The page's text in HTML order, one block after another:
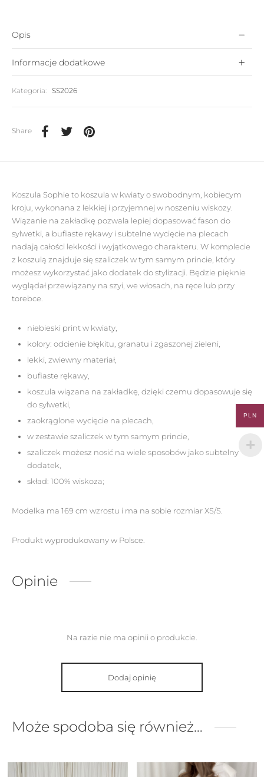
Opis
Informacje dodatkowe
Kategoria: SS2026
Share
Koszula Sophie to koszula w kwiaty o swobodnym, kobiecym
kroju, wykonana z lekkiej i przyjemnej w noszeniu wiskozy.
Wiązanie na zakładkę pozwala lepiej dopasować fason do
sylwetki, a bufiaste rękawy i subtelne wycięcie na plecach
nadają całości lekkości i wyjątkowego charakteru. W komplecie
z koszulą znajduje się szaliczek w tym samym princie, który
możesz wykorzystać jako dodatek do stylizacji. Będzie pięknie
wyglądał przewiązany na szyi, we włosach, na ręce lub przy
torebce.
niebieski print w kwiaty,
kolory: odcienie błękitu, granatu i zgaszonej zieleni,
lekki, zwiewny materiał,
bufiaste rękawy,
koszula wiązana na zakładkę, dzięki czemu dopasowuje się
do sylwetki,
zaokrąglone wycięcie na plecach,
w zestawie szaliczek w tym samym princie,
szaliczek możesz nosić na wiele sposobów jako subtelny
dodatek,
skład: 100% wiskoza;
Modelka ma 169 cm wzrostu i ma na sobie rozmiar XS/S.
Produkt wyprodukowany w Polsce.
Opinie
Na razie nie ma opinii o produkcie.
Dodaj opinię
Może spodoba się również…
PLN